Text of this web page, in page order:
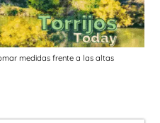
medidas frente a las altas